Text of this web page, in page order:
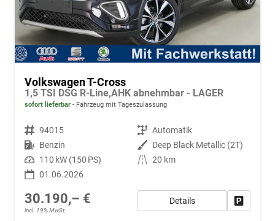
Volkswagen T-Cross
1,5 TSI DSG R-Line,AHK abnehmbar - LAGER
sofort lieferbar Fahrzeug mit Tageszulassung
Fahrzeugnr. 94015 Getriebe Automatik
Kraftstoff Benzin Außenfarbe Deep Black Metallic (2T)
Leistung 110 kW (150 PS) Kilometerstand 20 km
01.06.2026
30.190,– €
incl. 19% MwSt.
Details